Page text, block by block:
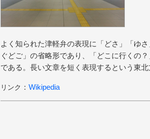
よく知られた津軽弁の表現に「どさ」「ゆ
ぐどご」の省略形であり、「どこに行くの
である。長い文章を短く表現するという東
リンク ： Wikipedia